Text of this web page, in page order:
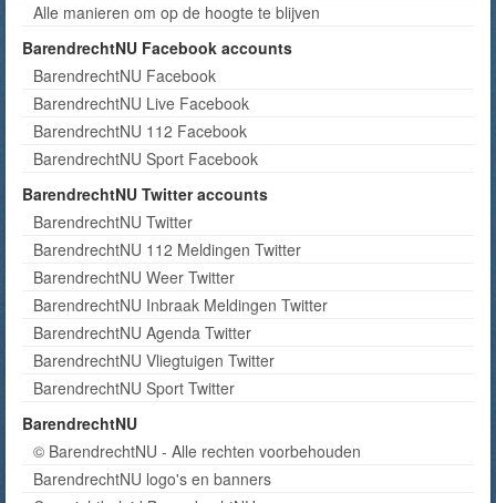
Alle manieren om op de hoogte te blijven
BarendrechtNU Facebook accounts
BarendrechtNU Facebook
BarendrechtNU Live Facebook
BarendrechtNU 112 Facebook
BarendrechtNU Sport Facebook
BarendrechtNU Twitter accounts
BarendrechtNU Twitter
BarendrechtNU 112 Meldingen Twitter
BarendrechtNU Weer Twitter
BarendrechtNU Inbraak Meldingen Twitter
BarendrechtNU Agenda Twitter
BarendrechtNU Vliegtuigen Twitter
BarendrechtNU Sport Twitter
BarendrechtNU
© BarendrechtNU - Alle rechten voorbehouden
BarendrechtNU logo's en banners